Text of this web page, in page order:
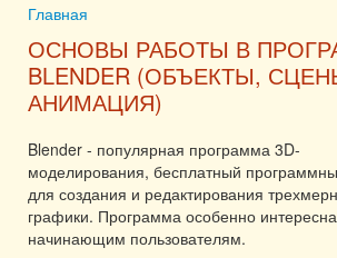
Вы здесь
Главная
ОСНОВЫ РАБОТЫ В
BLENDER (ОБЪЕКТЫ,
АНИМАЦИЯ)
Blender - популярная программа 3D-
моделирования, бесплатный
для создания и редактирования
графики. Программа особенно интересна
начинающим пользователям.